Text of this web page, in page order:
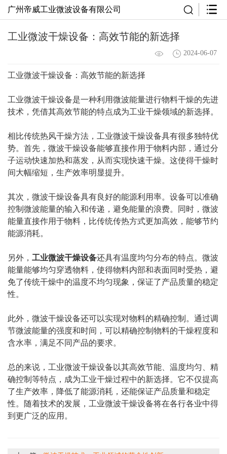
广州帝威工业微波设备有限公司
工业微波干燥设备：高效节能的新选择
2024-06-07
工业微波干燥设备：高效节能的新选择
工业微波干燥设备是一种利用微波能量进行物料干燥的先进
技术，凭借其高效节能的特点成为工业干燥领域的新选择。
相比传统热风干燥方法，工业微波干燥设备具有很多独特优
势。首先，微波干燥设备能够直接作用于物料内部，通过分
子运动快速加热和蒸发，从而实现快速干燥。这使得干燥时
间大幅缩短，生产效率明显提升。
其次，微波干燥设备具有良好的能源利用率。设备可以准确
控制微波能量的输入和传递，避免能量的浪费。同时，微波
能量直接作用于物料，比传统传热方式更加高效，能够节约
能源消耗。
另外， 工业微波干燥设备还具有温度均匀分布的特点。微波
能量能够均匀穿透物料，使得物料内部和表面同时受热，避
免了传统干燥中的温度不均匀现象，保证了产品质量的稳定
性。
此外， 微波干燥设备还可以实现对物料的精确控制。通过调
节微波能量的强度和时间，可以精确控制物料的干燥程度和
含水率，满足不同产品的要求。
总的来说，工业微波干燥设备以其高效节能、温度均匀、精
确控制等特点，成为工业干燥过程中的新选择。它不仅提高
了生产效率，降低了能源消耗，还能保证产品质量和稳定
性。随着技术的发展，工业微波干燥设备将在各行各业中得
到更广泛的应用。